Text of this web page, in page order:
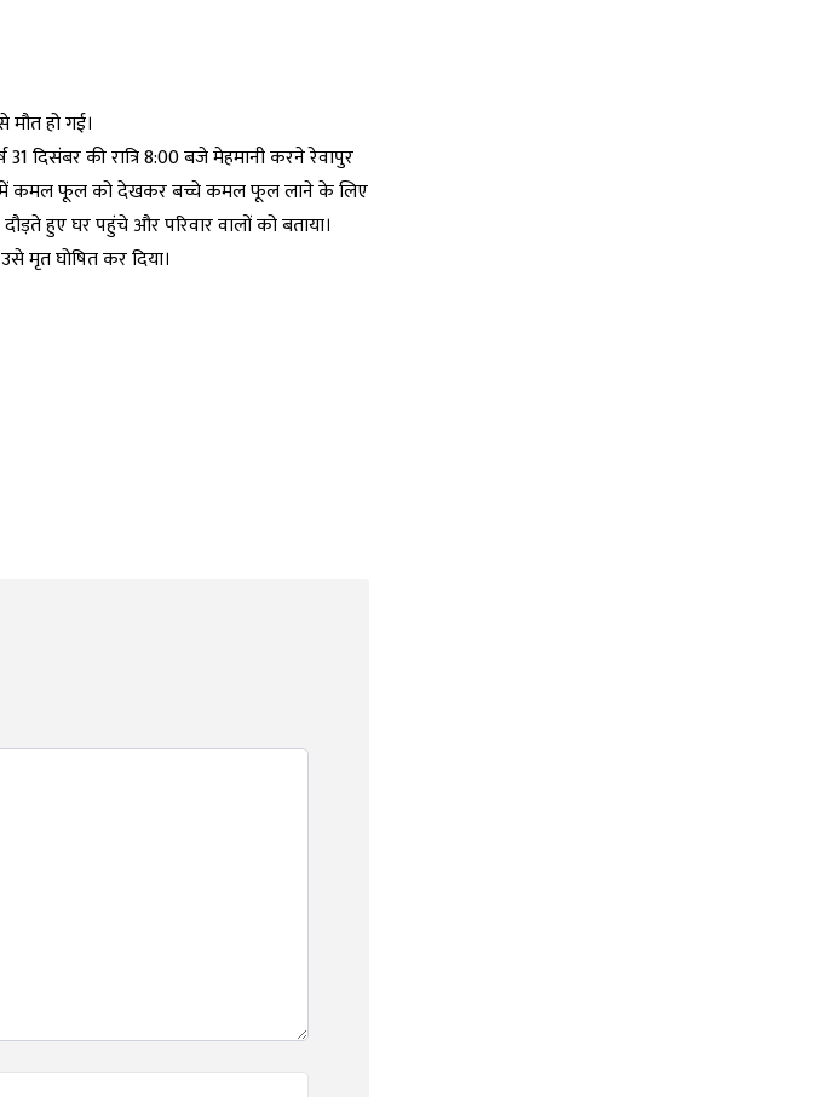
हो गई।
दिसंबर की रात्रि 8:00 बजे मेहमानी करने रेवापुर
में कमल फूल को देखकर बच्चे कमल फूल लाने के लिए
हुए घर पहुंचे और परिवार वालों को बताया।
मृत घोषित कर दिया।